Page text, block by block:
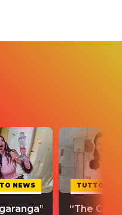
NEWS TUTTO
“The